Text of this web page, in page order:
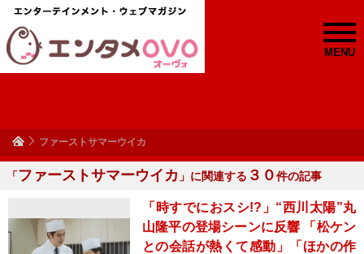
MENU
ファーストサマーウイカ
「ファーストサマーウイカ 」に関連する ３０件の記事
「時すでにおスシ!?」“西川太陽”丸
山隆平の登場シーンに反響 「松ケン
との会話が熱くて感動」「ほかの作